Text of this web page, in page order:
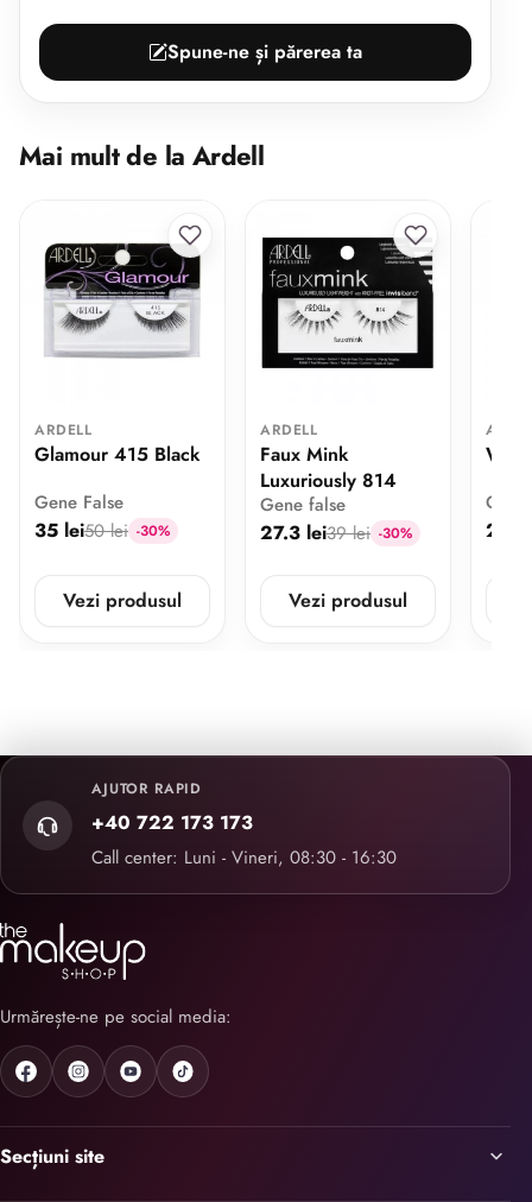
Spune-ne și părerea ta
Mai mult de la Ardell
ARDELL
Glamour 415 Black
Gene False
35 lei50 lei -30%
Vezi produsul
ARDELL
Faux Mink
Luxuriously 814
Gene false
27.3 lei39 lei -30%
Vezi produsul
28
AJUTOR RAPID
+40 722 173 173
Call center: Luni - Vineri, 08:30 - 16:30
Urmărește-ne pe social media:
Secțiuni site